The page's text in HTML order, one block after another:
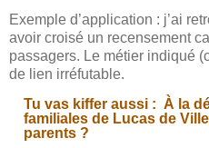
Exemple d’application : j’ai
avoir croisé un recensement
passagers. Le métier indiqué
de lien irréfutable.
Tu vas kiffer aussi : À la
familiales de Lucas de
parents ?